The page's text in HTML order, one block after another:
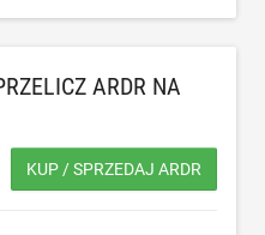
ARDR NA
KUP / SPRZEDAJ ARDR